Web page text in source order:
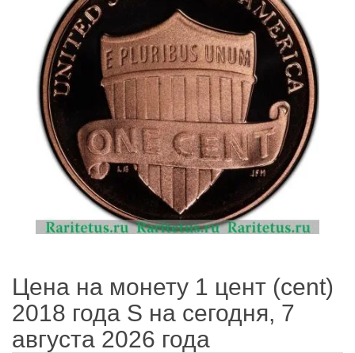
Цена на монету 1 цент (cent)
2018 года S на сегодня, 7
августа 2026 года